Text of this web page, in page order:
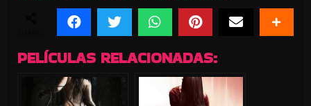
PELÍCULAS RELACIONADAS: